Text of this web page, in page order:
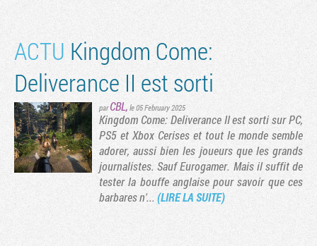
ACTU Kingdom Come:
Deliverance II est sorti
parCBL, le 05 February 2025
Kingdom Come: Deliverance II est sorti sur PC,
PS5 et Xbox Cerises et tout le monde semble
adorer, aussi bien les joueurs que les grands
journalistes. Sauf Eurogamer. Mais il suffit de
tester la bouffe anglaise pour savoir que ces
barbares n'... (LIRE LA SUITE)